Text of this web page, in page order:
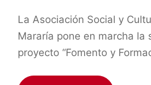
La Asociación Social y
Mararía pone en marcha la
proyecto “Fomento y